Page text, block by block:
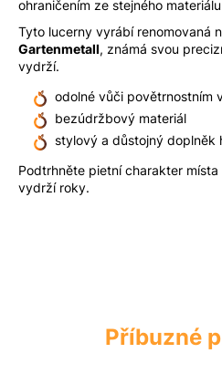
ohraničením ze stejného
Tyto lucerny vyrábí renomovaná
Gartenmetall, známá svou
vydrží.
odolné vůči povětrnostním
bezúdržbový materiál
stylový a důstojný doplněk
Podtrhněte pietní charakter
vydrží roky.